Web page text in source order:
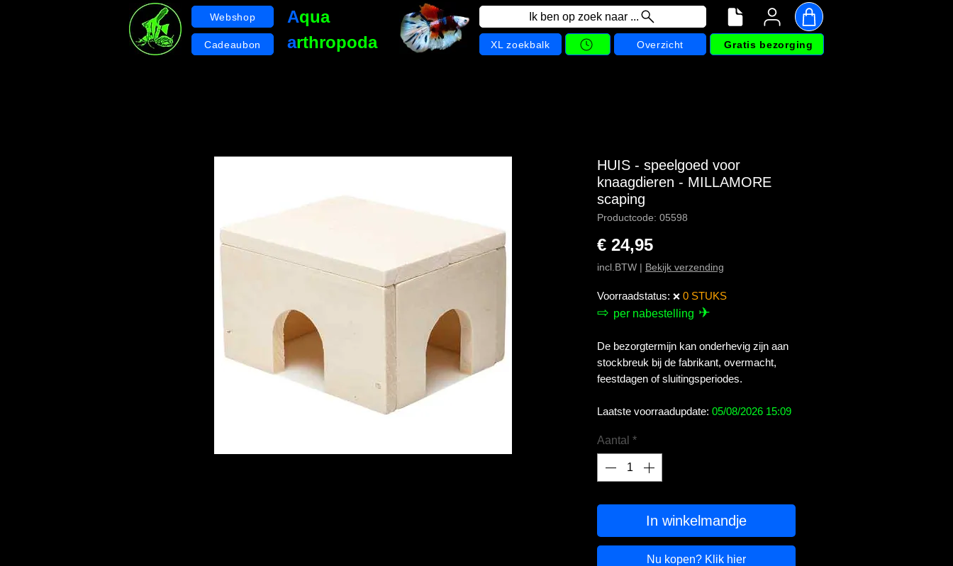
Webshop
Cadeaubon
Aqua
arthropoda
Ik ben op zoek naar ...
XL zoekbalk Overzicht Gratis bezorging
HUIS - speelgoed voor
knaagdieren - MILLAMORE
scaping
Productcode: 05598
€ 24,95Prijs
incl.BTW | Bekijk verzending
Voorraadstatus: ❌ 0 STUKS
⇨ per nabestelling ✈
De bezorgtermijn kan onderhevig zijn aan
stockbreuk bij de fabrikant, overmacht,
feestdagen of sluitingsperiodes.
Laatste voorraadupdate: 05/08/2026 15:09
Aantal *
In winkelmandje
Nu kopen? Klik hier